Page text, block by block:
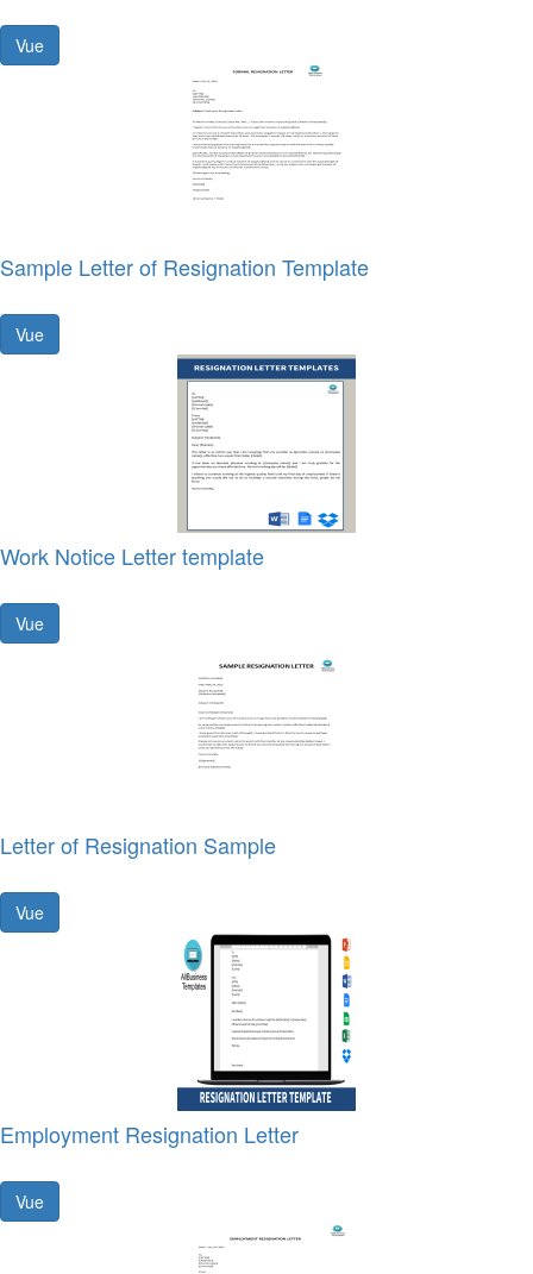
Vue
Sample Letter of Resignation Template
Vue
Work Notice Letter template
Vue
Letter of Resignation Sample
Vue
Employment Resignation Letter
Vue